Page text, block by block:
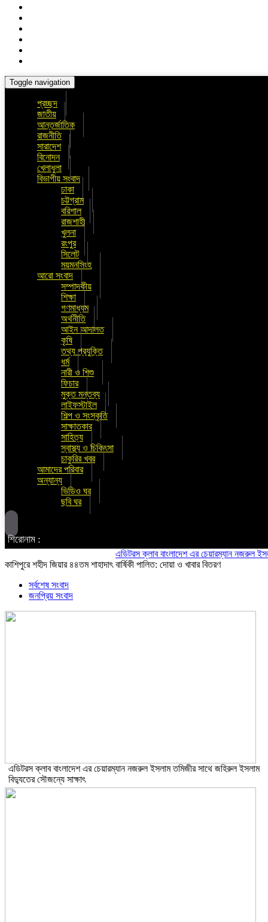
Toggle navigation
প্রচ্ছদ
জাতীয়
আন্তর্জাতিক
রাজনীতি
সারাদেশ
বিনোদন
খেলাধুলা
বিভাগীয় সংবাদ
ঢাকা
চট্টগ্রাম
বরিশাল
রাজশাহী
খুলনা
রংপুর
সিলেট
ময়মনসিংহ
আরো সংবাদ
সম্পাদকীয়
শিক্ষা
গণমাধ্যম
অর্থনীতি
আইন আদালত
কৃষি
তথ্য প্রযুক্তি
ধর্ম
নারী ও শিশু
ফিচার
মুক্ত মন্তব্য
লাইফস্টাইল
শিল্প ও সংস্কৃতি
সাক্ষাতকার
সাহিত্য
স্বাস্থ্য ও চিকিৎসা
চাকুরির খবর
আমাদের পরিবার
অন্যান্য
ভিডিও ঘর
ছবি ঘর
শিরোনাম :
এডিটরস ক্লাব বাংলাদেশ এর চেয়ারম্যান নজরুল ইসলাম
কাশিপুরে শহীদ জিয়ার ৪৪তম শাহাদাৎ বার্ষিকী পালিত: দোয়া ও খাবার বিতরণ
সর্বশেষ সংবাদ
জনপ্রিয় সংবাদ
এডিটরস ক্লাব বাংলাদেশ এর চেয়ারম্যান নজরুল ইসলাম তমিজীর সাথে জহিরুল ইসলাম
বিদ্যুতের সৌজন্যে সাক্ষাৎ